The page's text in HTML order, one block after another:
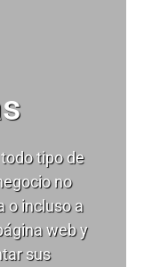
tipo de
no
o incluso a
web y
sus